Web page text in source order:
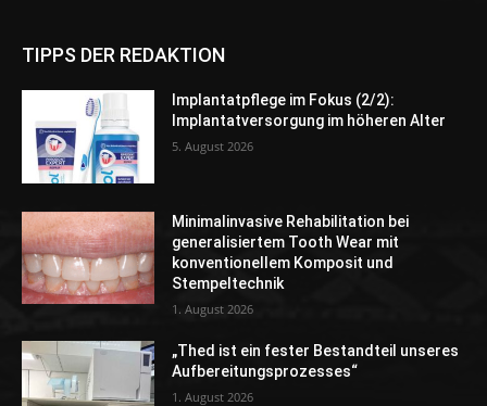
TIPPS DER REDAKTION
Implantatpflege im Fokus (2/2):
Implantatversorgung im höheren Alter
5. August 2026
Minimalinvasive Rehabilitation bei
generalisiertem Tooth Wear mit
konventionellem Komposit und
Stempeltechnik
1. August 2026
„Thed ist ein fester Bestandteil unseres
Aufbereitungsprozesses“
1. August 2026